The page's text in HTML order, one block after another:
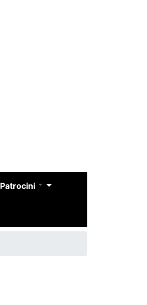
Patrocini